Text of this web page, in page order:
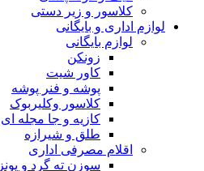
کلاسور و زیر دستی
لوازم اداری و بایگانی
لوازم بایگانی
زونکن
کاور شیت
پوشه و فنر پوشه
کلاسور وکلیربوک
کازیه و جا مجله ای
طلق و شیرازه
اقلام مصرفی اداری
سوزن ته گرد و پونز